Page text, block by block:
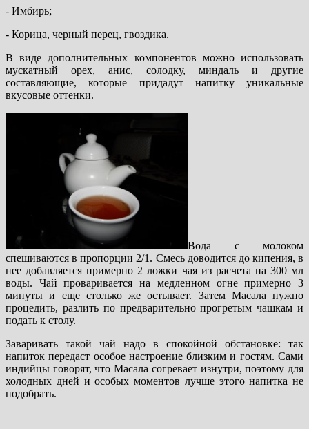
- Имбирь;
- Корица, черный перец, гвоздика.
В виде дополнительных компонентов можно использовать
мускатный орех, анис, солодку, миндаль и другие
составляющие, которые придадут напитку уникальные
вкусовые оттенки.
Вода с молоком
спешиваются в пропорции 2/1. Смесь доводится до кипения, в
нее добавляется примерно 2 ложки чая из расчета на 300 мл
воды. Чай проваривается на медленном огне примерно 3
минуты и еще столько же остывает. Затем Масала нужно
процедить, разлить по предварительно прогретым чашкам и
подать к столу.
Заваривать такой чай надо в спокойной обстановке: так
напиток передаст особое настроение близким и гостям. Сами
индийцы говорят, что Масала согревает изнутри, поэтому для
холодных дней и особых моментов лучше этого напитка не
подобрать.